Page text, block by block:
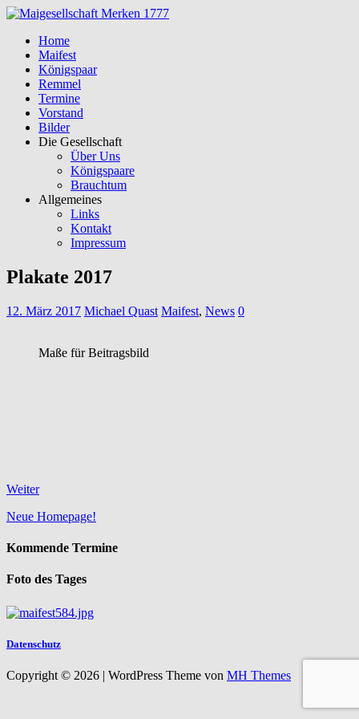
Home
Maifest
Königspaar
Remmel
Termine
Vorstand
Bilder
Die Gesellschaft
Über Uns
Königspaare
Brauchtum
Allgemeines
Links
Kontakt
Impressum
Plakate 2017
12. März 2017 Michael Quast Maifest, News 0
Maße für Beitragsbild
Weiter
Neue Homepage!
Kommende Termine
Foto des Tages
Datenschutz
Copyright © 2026 | WordPress Theme von MH Themes